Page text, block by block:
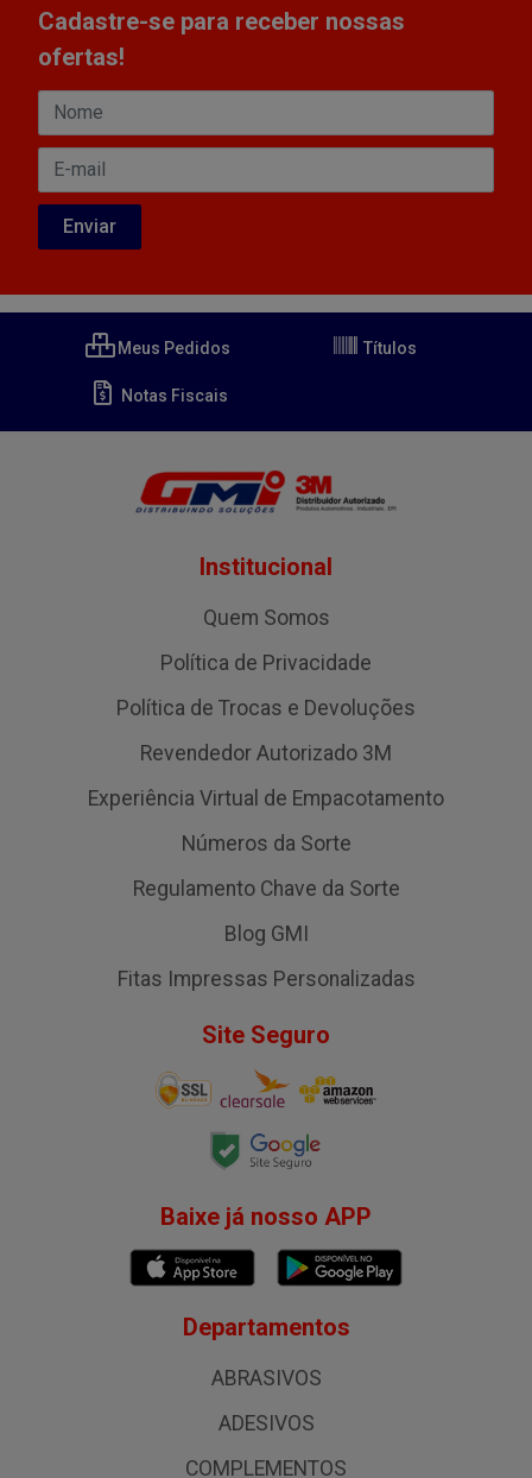
Cadastre-se para receber nossas
ofertas!
Meus Pedidos Títulos
Notas Fiscais
Institucional
Quem Somos
Política de Privacidade
Política de Trocas e Devoluções
Revendedor Autorizado 3M
Experiência Virtual de Empacotamento
Números da Sorte
Regulamento Chave da Sorte
Blog GMI
Fitas Impressas Personalizadas
Site Seguro
Baixe já nosso APP
Departamentos
ABRASIVOS
ADESIVOS
COMPLEMENTOS